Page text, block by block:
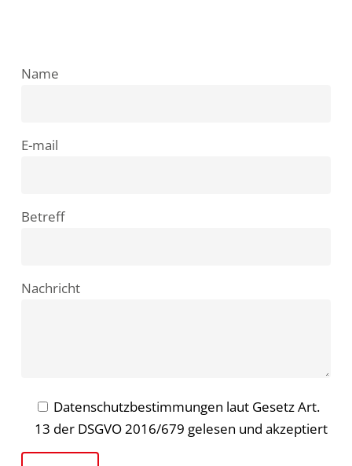
Name
E-mail
Betreff
Nachricht
Datenschutzbestimmungen laut Gesetz Art.
13 der DSGVO 2016/679 gelesen und akzeptiert